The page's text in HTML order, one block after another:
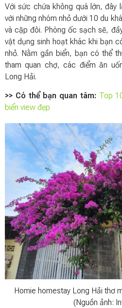
Với sức chứa không quá lớn, đây
với những nhóm nhỏ dưới 10 du
và cặp đôi. Phòng ốc sạch sẽ,
vật dụng sinh hoạt khác khi bạn
nhỏ. Nằm gần biển, bạn có thể
tham quan chợ, các điểm ăn
Long Hải.
>> Có thể bạn quan tâm: Top
biển view đẹp
Homie homestay Long Hải thơ
(Nguồn ảnh: